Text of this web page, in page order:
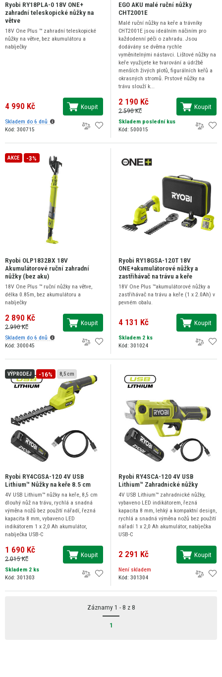
Ryobi RY18PLA-0 18V ONE+
zahradní teleskopické nůžky na
větve
18V One Plus ™ zahradní teleskopické
nůžky na větve, bez akumulátoru a
nabíječky
4 990 Kč Koupit
Skladem do 6 dnů
Kód: 300715
EGO AKU malé ruční nůžky
CHT2001E
Malé ruční nůžky na keře a trávníky
CHT2001E jsou ideálním náčiním pro
každodenní péči o zahradu. Jsou
dodávány se dvěma rychle
vyměnitelnými nástavci. Lištové nůžky na
keře využijete ke tvarování a údržbě
menších živých plotů, figurálních keřů a
okrasných stromů. Prstové nůžky na
trávu slouží k...
2 190 Kč
2 590 Kč
Koupit
Skladem poslední kus
Kód: 500015
AKCE -3%
Ryobi OLP1832BX 18V
Akumulátorové ruční zahradní
nůžky (bez aku)
18V One Plus ™ ruční nůžky na větve,
délka 0.85m, bez akumulátoru a
nabíječky
2 890 Kč
2 990 Kč
Koupit
Skladem do 6 dnů
Kód: 300045
Ryobi RY18GSA-120T 18V
ONE+akumulátorové nůžky a
zastřihávač na trávu a keře
18V One Plus ™akumulátorové nůžky a
zastřihávač na trávu a keře (1 x 2.0Ah) v
pevném obalu.
4 131 Kč Koupit
Skladem 2 ks
Kód: 301024
VÝPRODEJ -16% 8,5 cm
Ryobi RY4CGSA-120 4V USB
Lithium™ Nůžky na keře 8.5 cm
4V USB Lithium™ nůžky na keře, 8,5 cm
dlouhý nůž na trávu, rychlá a snadná
výměna nožů bez použití nářadí, řezná
kapacita 8 mm, vybaveno LED
indikátorem 1 x 2,0 Ah akumulátor,
nabíječka USB-C
1 690 Kč
2 015 Kč
Koupit
Skladem 2 ks
Kód: 301303
Ryobi RY4SCA-120 4V USB
Lithium™ Zahradnické nůžky
4V USB Lithium™ zahradnické nůžky,
vybaveno LED indikátorem, řezná
kapacita 8 mm, lehký a kompaktní design,
rychlá a snadná výměna nožů bez použití
nářadí 1 x 2,0 Ah akumulátor, nabíječka
USB-C
2 291 Kč Koupit
Není skladem
Kód: 301304
Záznamy 1 - 8 z 8
1